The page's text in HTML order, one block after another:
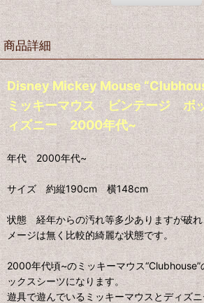
商品詳細
Disney Mickey Mouse
ミッキーマウス ビンテージ ボ
ィズニー 2000年代~
年代 2000年代~
サイズ 約縦190cm 横148cm
状態 経年からの汚れ等多少ありますが破
メージは無く比較的綺麗な状態です。
2000年代頃~のミッキーマウス
ックスシーツになります。
遊具で遊んでいるミッキーマウスとディズ